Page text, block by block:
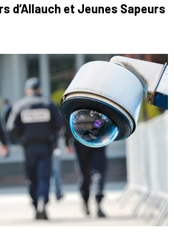
d’Allauch et Jeunes Sapeurs